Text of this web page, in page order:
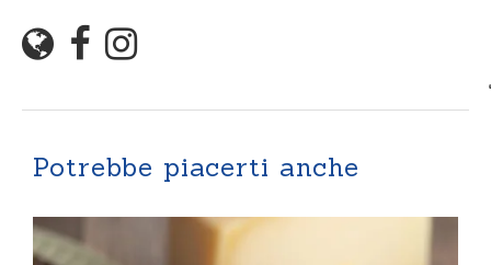
Potrebbe piacerti anche